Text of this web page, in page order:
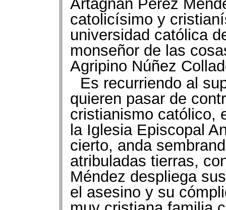
Artagnan Pérez
catolicísimo y
universidad católica
monseñor de las
Agripino Núñez
Es recurriendo al
quieren pasar de
cristianismo católico,
la Iglesia Episcopal
cierto, anda
atribuladas tierras,
Méndez despliega
el asesino y su